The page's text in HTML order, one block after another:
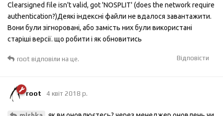
Clearsigned file isn't valid, got 'NOSPLIT' (does the network require
authentication?)Деякі індексні файли не вдалося завантажити.
Вони були зігноровані, або замість них були використані
старіші версії. що робити і як обновитись
Відповісти
root відповіли на це.
root 4 квiт 2018 р.